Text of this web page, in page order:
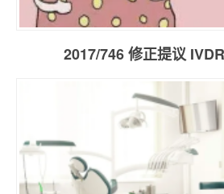
2017/746 修正提议